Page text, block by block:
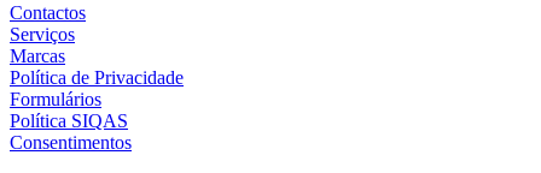
Contactos
Serviços
Marcas
Política de Privacidade
Formulários
Política SIQAS
Consentimentos